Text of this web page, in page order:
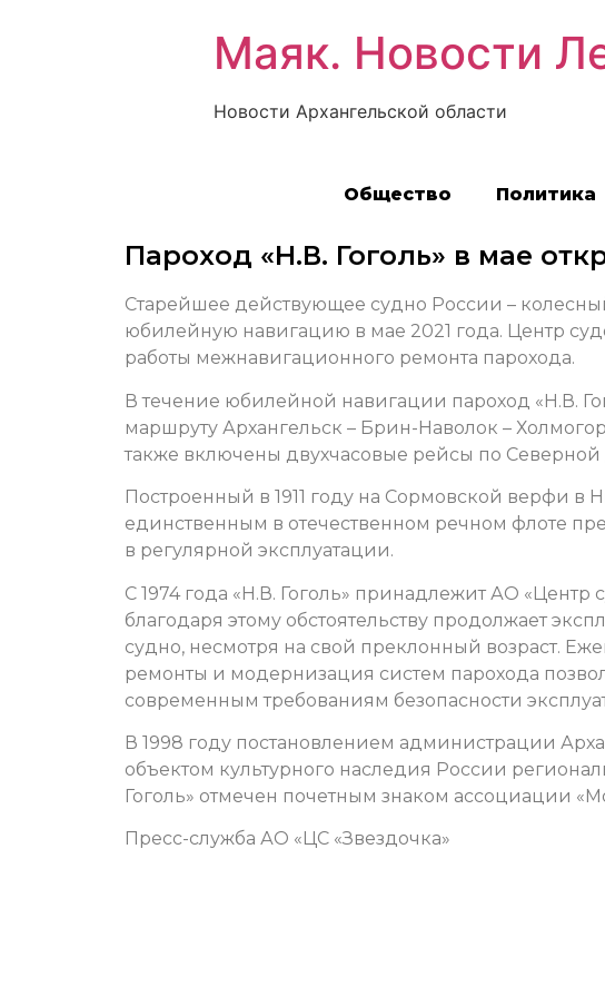
Маяк. Новости
Новости Архангельской области
Общество Политика
Пароход «Н.В. Гоголь» в мае
Старейшее действующее судно России –
юбилейную навигацию в мае 2021 года. Центр
работы межнавигационного ремонта парохода.
В течение юбилейной навигации пароход «Н.В.
маршруту Архангельск – Брин-Наволок –
также включены двухчасовые рейсы по Северной
Построенный в 1911 году на Сормовской верфи
единственным в отечественном речном флоте
в регулярной эксплуатации.
С 1974 года «Н.В. Гоголь» принадлежит АО «Центр
благодаря этому обстоятельству продолжает
судно, несмотря на свой преклонный возраст.
ремонты и модернизация систем парохода
современным требованиям безопасности
В 1998 году постановлением администрации
объектом культурного наследия России
Гоголь» отмечен почетным знаком ассоциации
Пресс-служба АО «ЦС «Звездочка»